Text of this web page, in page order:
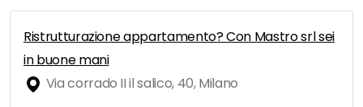
Ristrutturazione appartamento? Con Mastro srl sei
in buone mani
Via corrado II il salico, 40, Milano